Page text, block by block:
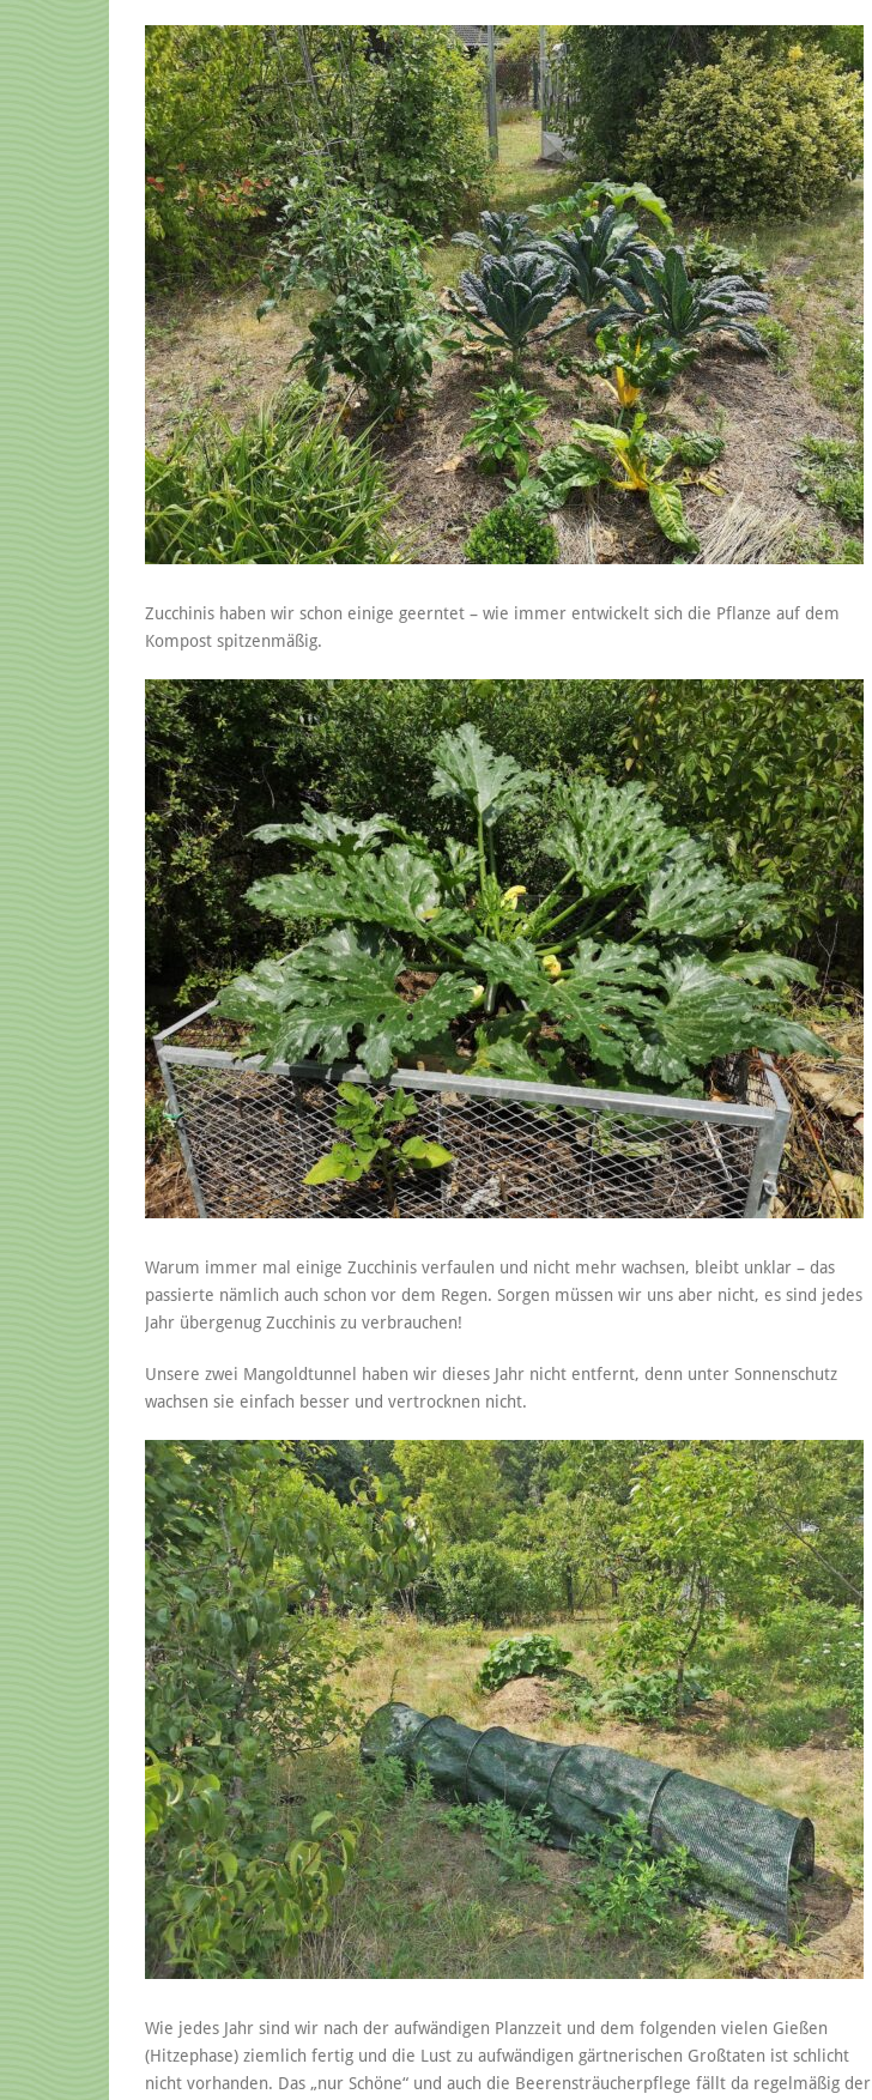
Zucchinis haben wir schon einige geerntet – wie immer entwickelt sich die Pflanze auf dem
Kompost spitzenmäßig.
Warum immer mal einige Zucchinis verfaulen und nicht mehr wachsen, bleibt unklar – das
passierte nämlich auch schon vor dem Regen. Sorgen müssen wir uns aber nicht, es sind jedes
Jahr übergenug Zucchinis zu verbrauchen!
Unsere zwei Mangoldtunnel haben wir dieses Jahr nicht entfernt, denn unter Sonnenschutz
wachsen sie einfach besser und vertrocknen nicht.
Wie jedes Jahr sind wir nach der aufwändigen Planzzeit und dem folgenden vielen Gießen
(Hitzephase) ziemlich fertig und die Lust zu aufwändigen gärtnerischen Großtaten ist schlicht
nicht vorhanden. Das „nur Schöne“ und auch die Beerensträucherpflege fällt da regelmäßig der